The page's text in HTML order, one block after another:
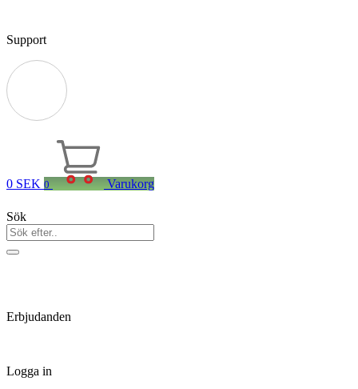
Support
0 SEK 0 Varukorg
Sök
Erbjudanden
Logga in